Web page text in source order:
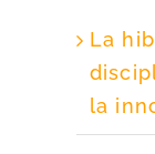
La
la